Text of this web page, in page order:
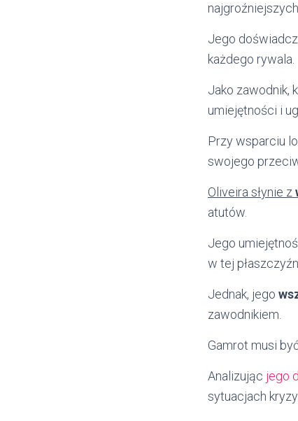
Jego
każdego rywala.
Jako zawodnik,
umiejętności i
Przy wsparciu
swojego
Oliveira słynie z
atutów.
Jego
w tej
Jednak, jego
zawodnikiem.
Gamrot musi
Analizując jego
sytuacjach